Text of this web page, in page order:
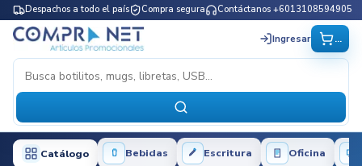
Despachos a todo el país Compra segura Contáctanos +6013108594905
Ingresar ...
Catálogo Bebidas Escritura Oficina